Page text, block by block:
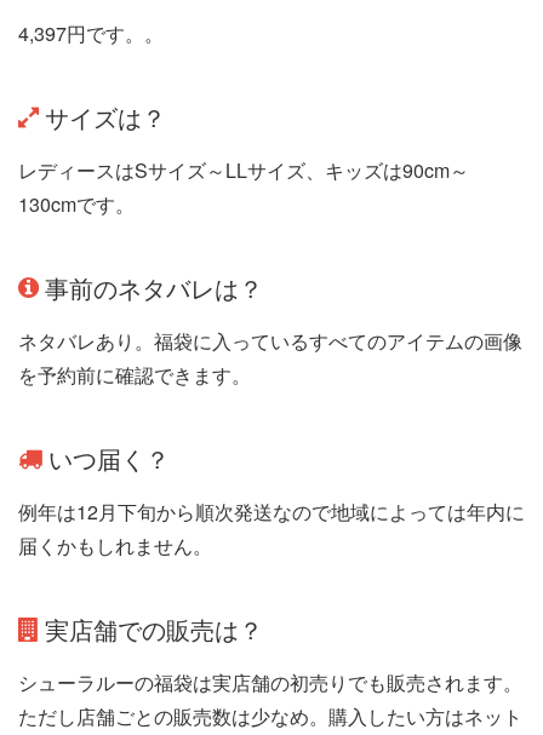
4,397円です。。
サイズは？
レディースはSサイズ～LLサイズ、キッズは90cm～
130cmです。
事前のネタバレは？
ネタバレあり。福袋に入っているすべてのアイテムの画像
を予約前に確認できます。
いつ届く？
例年は12月下旬から順次発送なので地域によっては年内に
届くかもしれません。
実店舗での販売は？
シューラルーの福袋は実店舗の初売りでも販売されます。
ただし店舗ごとの販売数は少なめ。購入したい方はネット